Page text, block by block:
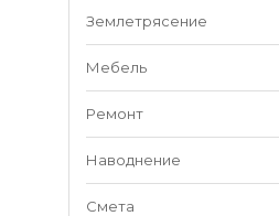
Землетрясение
Мебель
Ремонт
Наводнение
Смета